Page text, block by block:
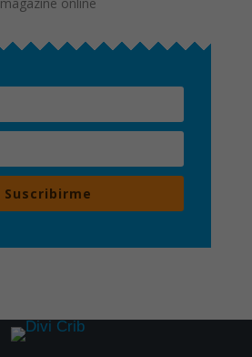
Suscribirme